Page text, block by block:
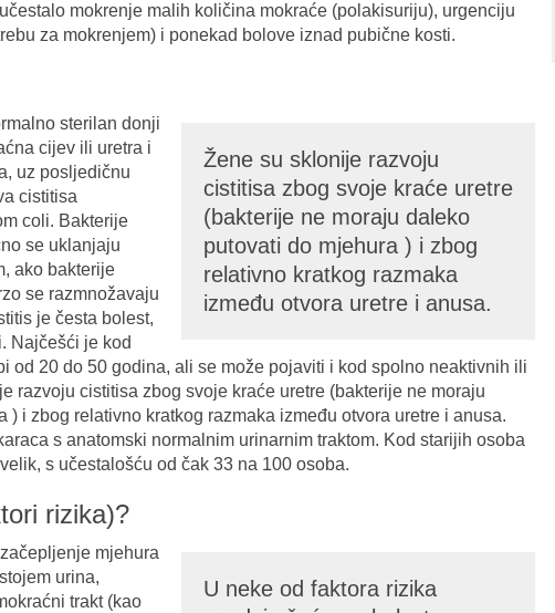
mokrenje malih količina mokraće (polakisuriju), urgenciju
za mokrenjem) i ponekad bolove iznad pubične kosti.
Žene su sklonije razvoju
cistitisa zbog svoje kraće uretre
(bakterije ne moraju daleko
putovati do mjehura ) i zbog
relativno kratkog razmaka
između otvora uretre i anusa.
sterilan donji
cijev ili uretra i
uz posljedičnu
cistitisa
coli. Bakterije
se uklanjaju
ako bakterije
se razmnožavaju
je česta bolest,
Najčešći je kod
od 20 do 50 godina, ali se može pojaviti i kod spolno neaktivnih ili
razvoju cistitisa zbog svoje kraće uretre (bakterije ne moraju
) i zbog relativno kratkog razmaka između otvora uretre i anusa.
s anatomski normalnim urinarnim traktom. Kod starijih osoba
s učestalošću od čak 33 na 100 osoba.
rizika)?
U neke od faktora rizika
mjehura
urina,
trakt (kao